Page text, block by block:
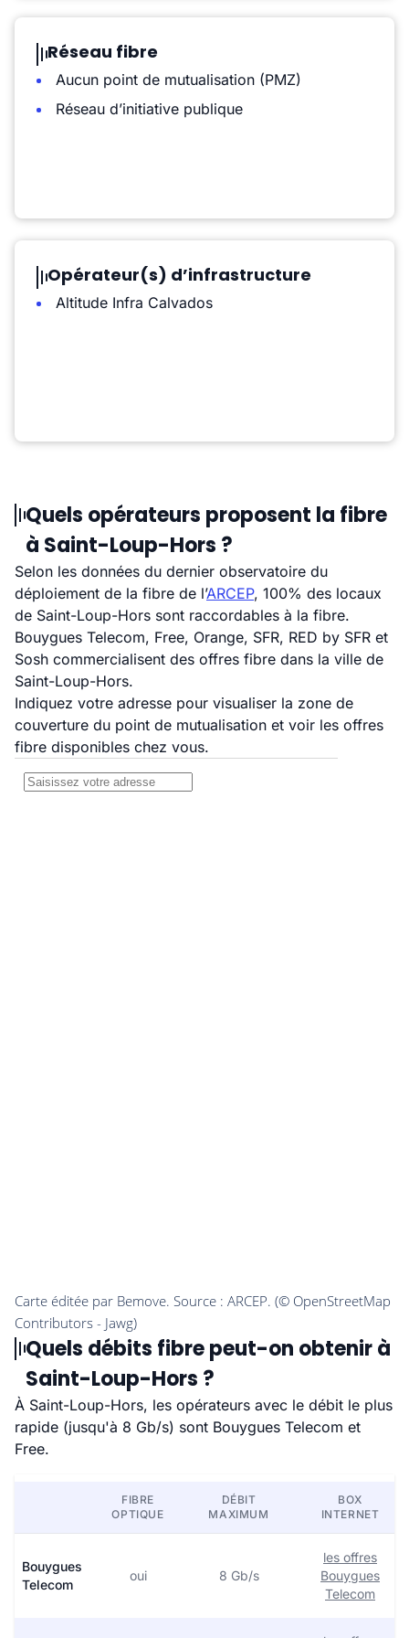
Réseau fibre
Aucun point de mutualisation (PMZ)
Réseau d’initiative publique
Opérateur(s) d’infrastructure
Altitude Infra Calvados
Quels opérateurs proposent la fibre
à Saint-Loup-Hors ?
Selon les données du dernier observatoire du
déploiement de la fibre de l’ARCEP, 100% des locaux
de Saint-Loup-Hors sont raccordables à la fibre.
Bouygues Telecom, Free, Orange, SFR, RED by SFR et
Sosh commercialisent des offres fibre dans la ville de
Saint-Loup-Hors.
Indiquez votre adresse pour visualiser la zone de
couverture du point de mutualisation et voir les offres
fibre disponibles chez vous.
Quels débits fibre peut-on obtenir à
Saint-Loup-Hors ?
À Saint-Loup-Hors, les opérateurs avec le débit le plus
rapide (jusqu'à 8 Gb/s) sont Bouygues Telecom et
Free.
FIBRE
OPTIQUE
DÉBIT
MAXIMUM
BOX
INTERNET
Bouygues
Telecom
oui 8 Gb/s
les offres
Bouygues
Telecom